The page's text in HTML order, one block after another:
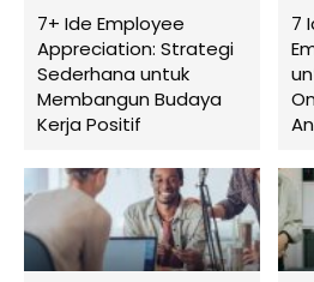
7+ Ide Employee
Appreciation: Strategi
Sederhana untuk
Membangun Budaya
Kerja Positif
7